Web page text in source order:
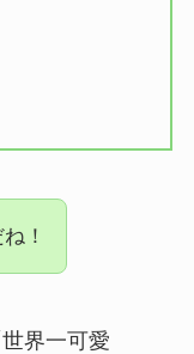
！
界一可愛